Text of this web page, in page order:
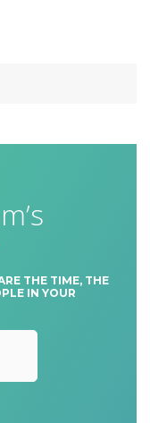
THE TIME, THE
IN YOUR